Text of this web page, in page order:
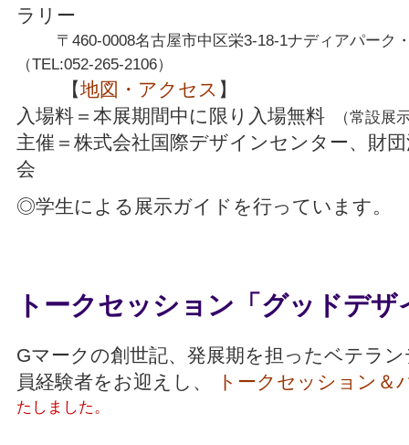
ラリー
〒460-0008名古屋市中区栄3-18-1ナディアパーク
（TEL:052-265-2106）
【地図・アクセス 】
入場料＝本展期間中に限り入場無料
（常設展
主催＝株式会社国際デザインセンター、財
会
◎学生による展示ガイドを行っています。
トークセッション「グッドデ
Gマークの創世記、発展期を担ったベテラ
員経験者をお迎えし、
トークセッション＆
たしました。